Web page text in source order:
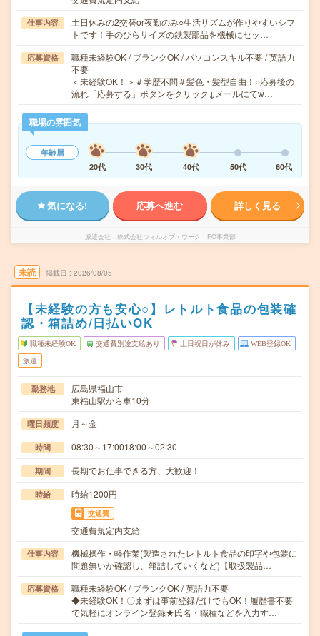
仕事内容
土日休みの2交替or夜勤のみ○生活リズムが作りやすいシフ
トです！手のひらサイズの鉄製部品を機械にセッ…
応募資格
職種未経験OK / ブランクOK / パソコンスキル不要 / 英語力
不要
＜未経験OK！＞＃学歴不問＃髪色・髪型自由！○応募後の
流れ「応募する」ボタンをクリック↓メールにてw…
職場の雰囲気
年齢層
20代
30代 40代 50代 60代
気になる! 応募へ進む 詳しく見る
派遣会社 株式会社ウィルオブ・ワーク FO事業部
未読 掲載日 2026/08/05
【未経験の方も安心○】レトルト食品の包装確
認・箱詰め/日払いOK
職種未経験OK 交通費別途支給あり 土日祝日が休み WEB登録OK
派遣
勤務地
広島県福山市
東福山駅から車10分
曜日頻度 月～金
時間 08:30～17:0018:00～02:30
期間 長期でお仕事できる方、大歓迎！
時給 時給1200円
交通費
交通費規定内支給
仕事内容
機械操作・軽作業(製造されたレトルト食品の印字や包装に
問題無いか確認し、箱詰していくなど)【取扱製品…
応募資格
職種未経験OK / ブランクOK / 英語力不要
◆未経験OK！〇まずは事前登録だけでもOK！履歴書不要
で気軽にオンライン登録★氏名・職種などを入力す…